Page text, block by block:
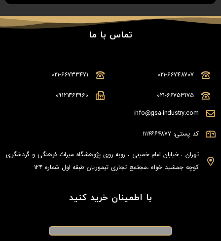
تماس با ما
021-66748707
021-66753175
021-66733471
09121464960
info@gsa-industry.com
کد پستی: ۱۱۱۴۶۶۴۸۷۷
تهران ، خیابان امام خمینی ، روبه روی پژوهشگاه میراث فرهنگی و گردشگری
کوچه جمشید خواه ،مجتمع تجاری تیموریان طبقه اول شماره 124
با اطمینان خرید کنید